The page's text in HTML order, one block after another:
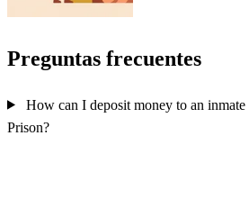
Preguntas frecuentes
How can I deposit money to an
Prison?